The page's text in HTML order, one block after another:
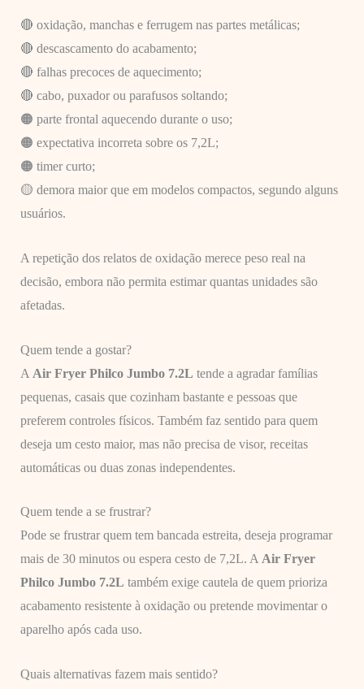
🔴 oxidação, manchas e ferrugem nas partes metálicas;
🔴 descascamento do acabamento;
🔴 falhas precoces de aquecimento;
🔴 cabo, puxador ou parafusos soltando;
🟠 parte frontal aquecendo durante o uso;
🟠 expectativa incorreta sobre os 7,2L;
🟠 timer curto;
🟡 demora maior que em modelos compactos, segundo alguns
usuários.
A repetição dos relatos de oxidação merece peso real na
decisão, embora não permita estimar quantas unidades são
afetadas.
Quem tende a gostar?
A Air Fryer Philco Jumbo 7.2L tende a agradar famílias
pequenas, casais que cozinham bastante e pessoas que
preferem controles físicos. Também faz sentido para quem
deseja um cesto maior, mas não precisa de visor, receitas
automáticas ou duas zonas independentes.
Quem tende a se frustrar?
Pode se frustrar quem tem bancada estreita, deseja programar
mais de 30 minutos ou espera cesto de 7,2L. A Air Fryer
Philco Jumbo 7.2L também exige cautela de quem prioriza
acabamento resistente à oxidação ou pretende movimentar o
aparelho após cada uso.
Quais alternativas fazem mais sentido?